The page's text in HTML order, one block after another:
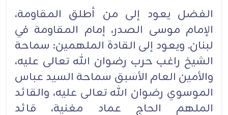
الفضل يعود إلى من أطلق المقاومة،
الإمام موسى الصدر، إمام المقاومة في
لبنان. ويعود إلى القادة الملهمين: ‏سماحة
الشيخ راغب حرب رضوان الله تعالى عليه،
والأمين العام الأسبق سماحة السيد عباس
الموسوي ‏رضوان الله تعالى عليه، والقائد
الملهم الحاج عماد مغنية، قائد